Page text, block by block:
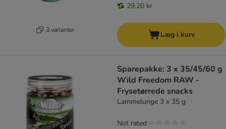
3 varianter
29,20 kr
Læg i kurv
Sparepakke: 3 x 35/45/60 g
Wild Freedom RAW -
Frysetørrede snacks
Lammelunge 3 x 35 g
Not rated